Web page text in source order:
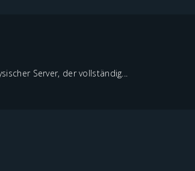
Server, der vollständig...